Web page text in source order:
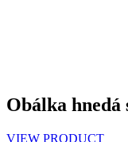
Obálka hnedá
VIEW PRODUCT